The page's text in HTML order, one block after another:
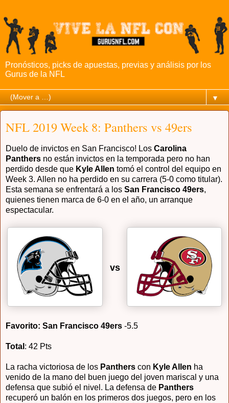
Pronósticos, picks de apuestas, previas y análisis por los
Gurus de la NFL
▼
NFL 2019 Week 8: Panthers vs 49ers
Duelo de invictos en San Francisco! Los Carolina
Panthers no están invictos en la temporada pero no han
perdido desde que Kyle Allen tomó el control del equipo en
Week 3. Allen no ha perdido en su carrera (5-0 como titular).
Esta semana se enfrentará a los San Francisco 49ers,
quienes tienen marca de 6-0 en el año, un arranque
espectacular.
vs
Favorito: San Francisco 49ers -5.5
Total : 42 Pts
La racha victoriosa de los Panthers con Kyle Allen ha
venido de la mano del buen juego del joven mariscal y una
defensa que subió el nivel. La defensa de Panthers
recuperó un balón en los primeros dos juegos, pero en los